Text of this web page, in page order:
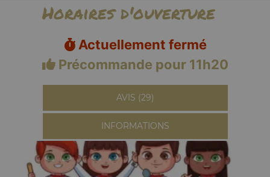
Horaires d'ouverture
Actuellement fermé
Précommande pour 11h20
AVIS (29)
INFORMATIONS